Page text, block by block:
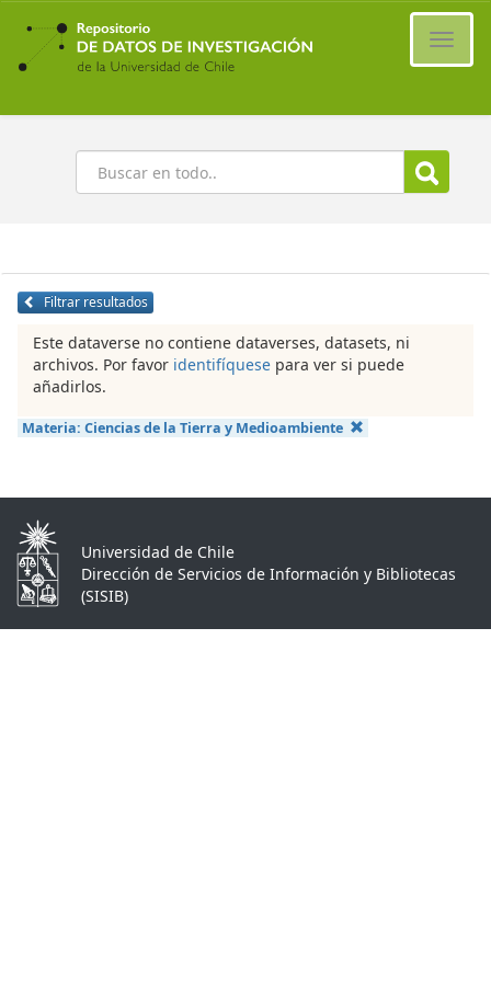
Ir
contenido
principal
Buscar
Filtrar resultados
Este dataverse no contiene dataverses, datasets, ni
archivos. Por favor identifíquese para ver si puede
añadirlos.
Materia: Ciencias de la Tierra y Medioambiente
Universidad de Chile
Dirección de Servicios de Información y Bibliotecas
(SISIB)